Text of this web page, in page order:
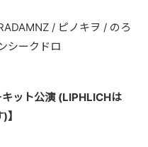
/ ピノキヲ / のろ
シークドロ
ット公演 (LIPHLICHは